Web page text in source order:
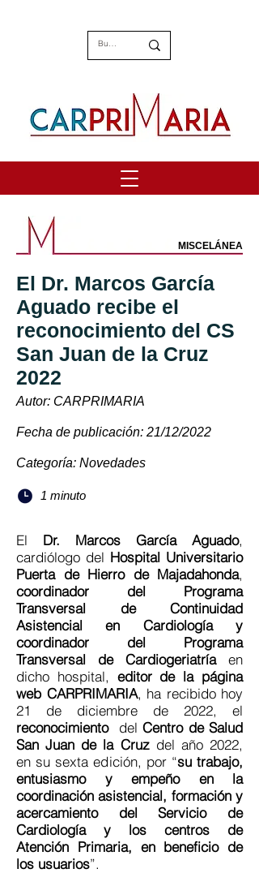
MISCELÁNEA
El Dr. Marcos García
Aguado recibe el
reconocimiento del CS
San Juan de la Cruz
2022
Autor: CARPRIMARIA
Fecha de publicación: 21/12/2022
Categoría: Novedades
1 minuto
El Dr. Marcos García Aguado,
cardiólogo del Hospital Universitario
Puerta de Hierro de Majadahonda,
coordinador del Programa
Transversal de Continuidad
Asistencial en Cardiología y
coordinador del Programa
Transversal de Cardiogeriatríaen
dicho hospital, editor de la página
web CARPRIMARIA, ha recibido hoy
21 de diciembre de 2022, el
reconocimientodelCentro de Salud
San Juan de la Cruzdel año 2022,
en su sexta edición, por “su trabajo,
entusiasmo y empeño en la
coordinación asistencial, formación y
acercamiento del Servicio de
Cardiología y los centros de
Atención Primaria, en beneficio de
los usuarios”.